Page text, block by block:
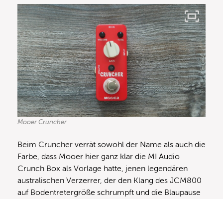
Mooer Cruncher
Beim Cruncher verrät sowohl der Name als auch die
Farbe, dass Mooer hier ganz klar die MI Audio
Crunch Box als Vorlage hatte, jenen legendären
australischen Verzerrer, der den Klang des JCM800
auf Bodentretergröße schrumpft und die Blaupause